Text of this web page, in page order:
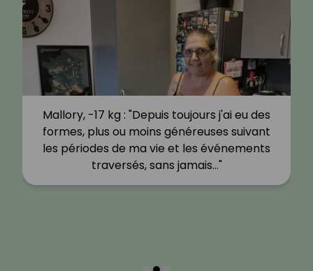
Mallory, -17 kg : "Depuis toujours j'ai eu des
formes, plus ou moins généreuses suivant
les périodes de ma vie et les événements
traversés, sans jamais…"